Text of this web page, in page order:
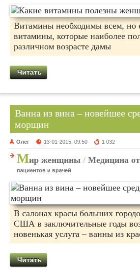
Витамины необходимы всем, но
витамины, которые наиболее
различном возрасте дамы
Читать
Ванна из вина – новейшее
морщин
Олег 13-01-2015, 09:50 1 032
Мир женщины / Медицина
пациентов и врачей
В салонах красы больших
США в заключительные годы
новенькая услуга – ванны из
Читать